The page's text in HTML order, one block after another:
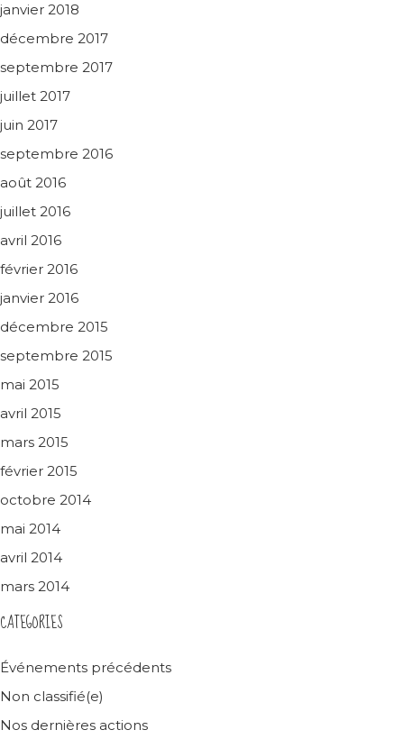
janvier 2018
décembre 2017
septembre 2017
juillet 2017
juin 2017
septembre 2016
août 2016
juillet 2016
avril 2016
février 2016
janvier 2016
décembre 2015
septembre 2015
mai 2015
avril 2015
mars 2015
février 2015
octobre 2014
mai 2014
avril 2014
mars 2014
CATEGORIES
Événements précédents
Non classifié(e)
Nos dernières actions